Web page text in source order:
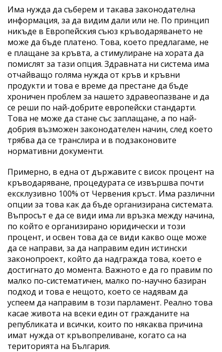
Има нужда да съберем и такава законодателна
информация, за да видим дали или не. По принцип
никъде в Европейския съюз кръводаряването не
може да бъде платено. Това, което предлагаме, не
е плащане за кръвта, а стимулиране на хората да
помислят за тази опция. Здравната ни система има
отчайващо голяма нужда от кръв и кръвни
продукти и това е време да престане да бъде
хроничен проблем за нашето здравеопазване и да
се реши по най-добрите европейски стандарти.
Това не може да стане със заплащане, а по най-
добрия възможен законодателен начин, след което
трябва да се транслира и в подзаконовите
нормативни документи.
Примерно, в една от държавите с висок процент на
кръводаряване, процедурата се извършва почти
ексклузивно 100% от Червения кръст. Има различни
опции за това как да бъде организирана системата.
Въпросът е да се види има ли връзка между начина,
по който е организирано юридически и този
процент, и освен това да се види какво още може
да се направи, за да направим един истински
законопроект, който да надгражда това, което е
достигнато до момента. Важното е да го правим по
малко по-систематичен, малко по-научно базиран
подход и това е нещото, което се надявам да
успеем да направим в този парламент. Реално това
касае живота на всеки един от гражданите на
републиката и всички, които по някаква причина
имат нужда от кръвопреливане, когато са на
територията на България.